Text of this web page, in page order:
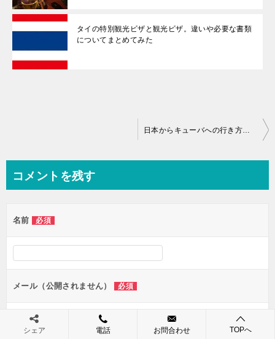
タイの特別観光ビザと観光ビザ。違いや必要な書類
についてまとめてみた
ビ
ー
シ
ン
日本からキューバへの行き方｜2026年はメキシコシティ経由が現実的なルート
コメントを残す
名前 必須
メール（公開されません） 必須
シェア 電話 お問合わせ TOPへ